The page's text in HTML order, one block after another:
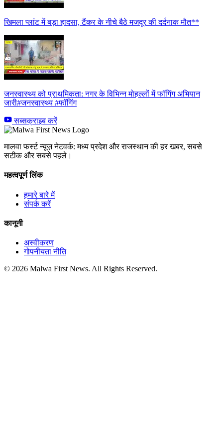
खिमला प्लांट में बड़ा हादसा, टैंकर के नीचे बैठे मजदूर की दर्दनाक मौत**
जनस्वास्थ्य को प्राथमिकता: नगर के विभिन्न मोहल्लों में फॉगिंग अभियान
जारी#जनस्वास्थ्य #फॉगिंग
सब्सक्राइब करें
मालवा फर्स्ट न्यूज़ नेटवर्क: मध्य प्रदेश और राजस्थान की हर खबर, सबसे
सटीक और सबसे पहले।
महत्वपूर्ण लिंक
हमारे बारे में
संपर्क करें
कानूनी
अस्वीकरण
गोपनीयता नीति
© 2026 Malwa First News. All Rights Reserved.